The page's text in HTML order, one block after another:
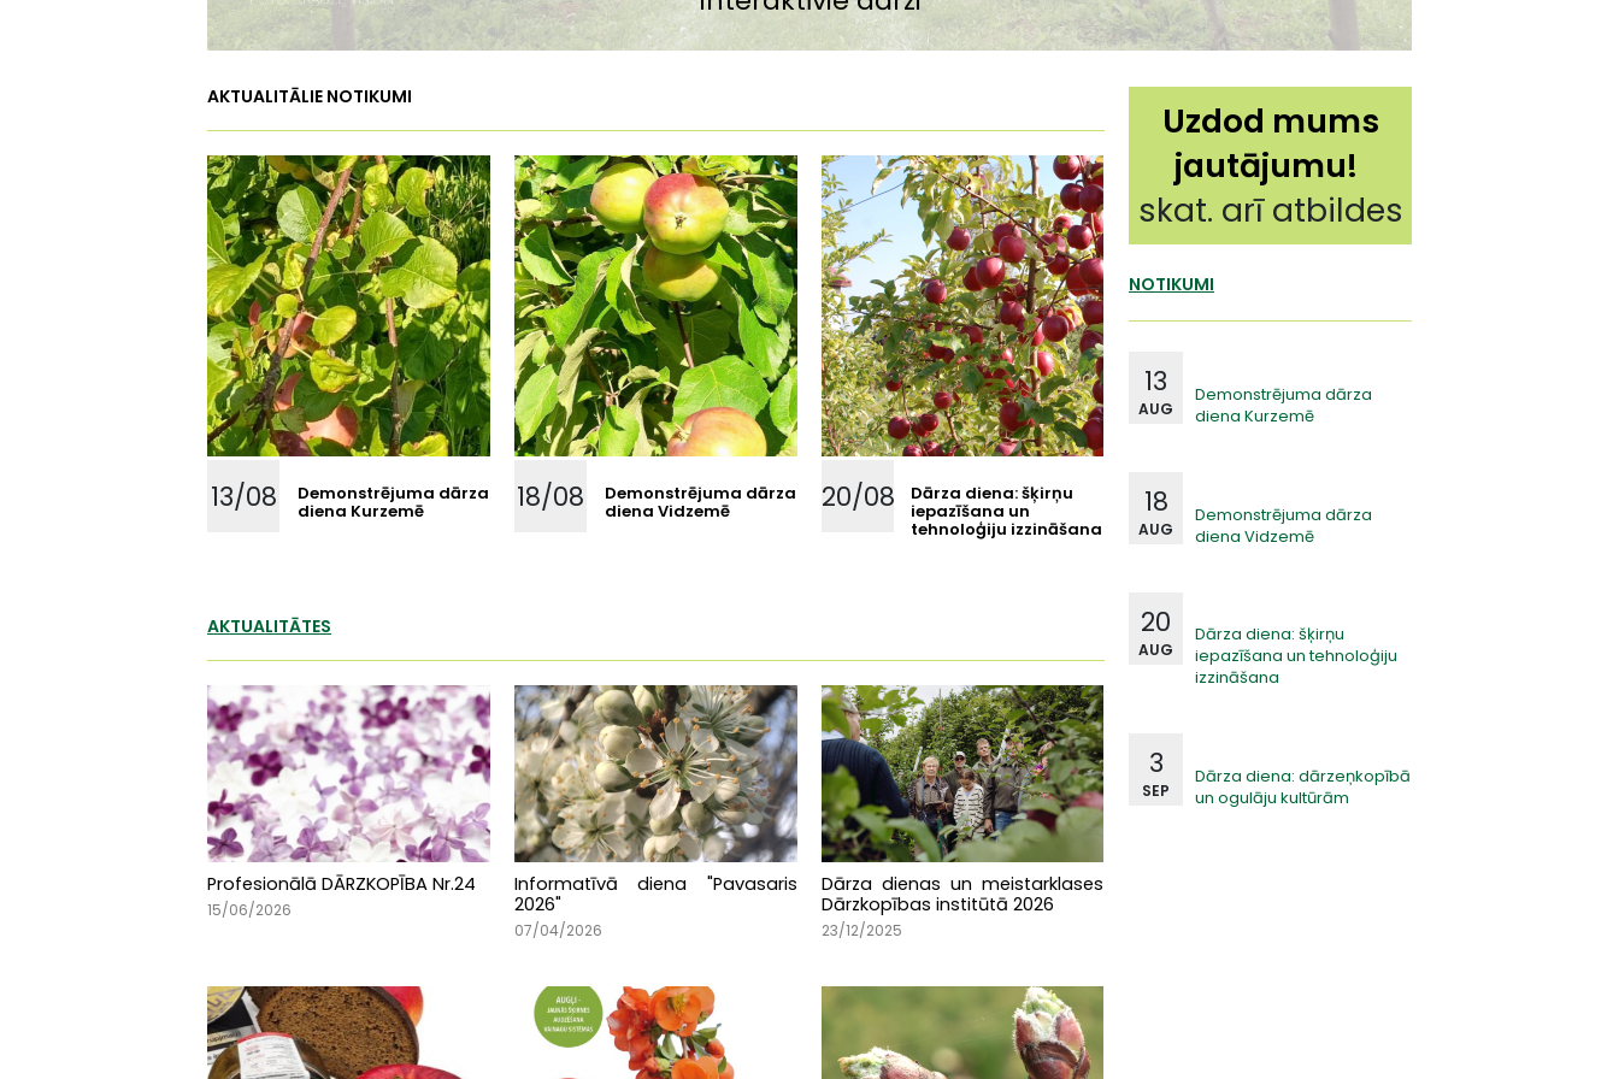
AKTUALITĀLIE NOTIKUMI
Demonstrējuma dārza
diena Kurzemē
13/08 Demonstrējuma dārza
diena Vidzemē
18/08 Dārza diena: šķirņu
iepazīšana un
tehnoloģiju izzināšana
20/08
AKTUALITĀTES
Profesionālā DĀRZKOPĪBA Nr.24
15/06/2026
Informatīvā diena "Pavasaris
2026"
07/04/2026
Dārza dienas un meistarklases
Dārzkopības institūtā 2026
23/12/2025
Uzdod mums
jautājumu!
skat. arī atbildes
NOTIKUMI
Demonstrējuma dārza
diena Kurzemē
13
AUG
Demonstrējuma dārza
diena Vidzemē
18
AUG
Dārza diena: šķirņu
iepazīšana un tehnoloģiju
izzināšana
20
AUG
Dārza diena: dārzeņkopībā
un ogulāju kultūrām
3
SEP